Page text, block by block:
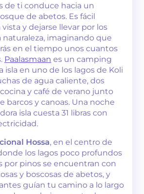
de ti conduce hacia un
de abetos. Es fácil
y dejarse llevar por los
naturaleza, imaginando que
en el tiempo unos cuantos
Paalasmaan es un camping
isla en uno de los lagos de Koli
de agua caliente, dos
y café de verano junto
barcos y canoas. Una noche
isla cuesta 31 libras con
Hossa, en el centro de
los lagos poco profundos
por pinos se encuentran con
y boscosas de abetos, y
guían tu camino a lo largo